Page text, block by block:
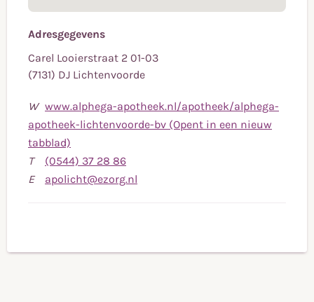
Adresgegevens
Carel Looierstraat 2 01-03
(7131) DJ Lichtenvoorde
W www.alphega-apotheek.nl/apotheek/alphega-
apotheek-lichtenvoorde-bv (Opent in een nieuw
tabblad)
T
(0544) 37 28 86Bel
naar
28
E apolicht@ezorg.nl
naar